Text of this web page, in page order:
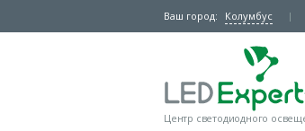
Ваш город: Колумбус
Центр светодиодного